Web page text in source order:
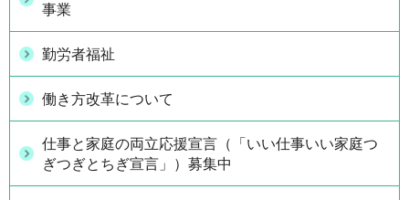
事業
勤労者福祉
働き方改革について
仕事と家庭の両立応援宣言（「いい仕事いい家庭つ
ぎつぎとちぎ宣言」）募集中